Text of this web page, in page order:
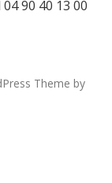
90 40 13 00
Theme by